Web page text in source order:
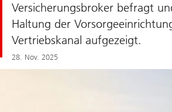
Versicherungsbroker befragt
Haltung der
Vertriebskanal aufgezeigt.
28. Nov. 2025